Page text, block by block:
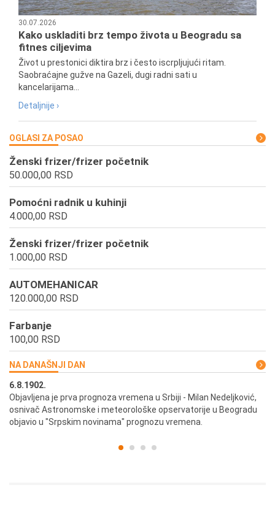
30.07.2026
Kako uskladiti brz tempo života u Beogradu sa
fitnes ciljevima
Život u prestonici diktira brz i često iscrpljujući ritam.
Saobraćajne gužve na Gazeli, dugi radni sati u
kancelarijama...
Detaljnije ›
OGLASI ZA POSAO
Ženski frizer/frizer početnik
50.000,00 RSD
Pomoćni radnik u kuhinji
4.000,00 RSD
Ženski frizer/frizer početnik
1.000,00 RSD
AUTOMEHANICAR
120.000,00 RSD
Farbanje
100,00 RSD
NA DANAŠNJI DAN
6.8.1902.
Objavljena je prva prognoza vremena u Srbiji - Milan Nedeljković,
osnivač Astronomske i meteorološke opservatorije u Beogradu
objavio u "Srpskim novinama" prognozu vremena.